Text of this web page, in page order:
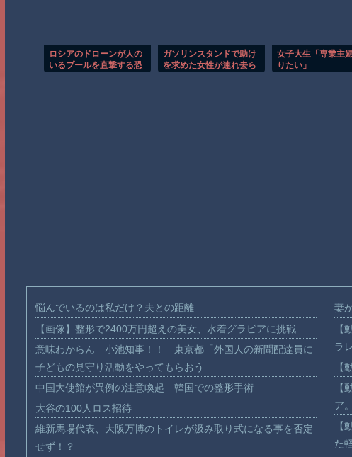
ロシアのドローンが人の
いるプールを直撃する恐
ガソリンスタンドで助け
を求めた女性が連れ去ら
女子大生「専業主
りたい」
悩んでいるのは私だけ？夫との距離
【画像】整形で2400万円超えの美女、水着グラビアに挑戦
意味わからん 小池知事！！ 東京都「外国人の新聞配達員に
子どもの見守り活動をやってもらおう
中国大使館が異例の注意喚起 韓国での整形手術
大谷の100人ロス招待
維新馬場代表、大阪万博のトイレが汲み取り式になる事を否定
せず！？
妻
【
ラ
【
【
ア。
【
た